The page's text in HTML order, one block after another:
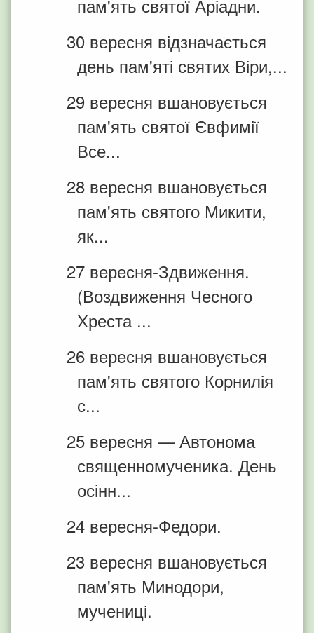
пам'ять святої Аріадни.
30 вересня відзначається
день пам'яті святих Віри,...
29 вересня вшановується
пам'ять святої Євфимії
Все...
28 вересня вшановується
пам'ять святого Микити,
як...
27 вересня-Здвиження.
(Воздвиження Чесного
Хреста ...
26 вересня вшановується
пам'ять святого Корнилія
с...
25 вересня — Автонома
священномученика. День
осінн...
24 вересня-Федори.
23 вересня вшановується
пам'ять Минодори,
мучениці.